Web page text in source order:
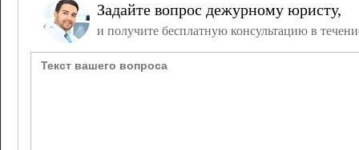
Задайте вопрос дежурному юристу,
и получите бесплатную консультацию в